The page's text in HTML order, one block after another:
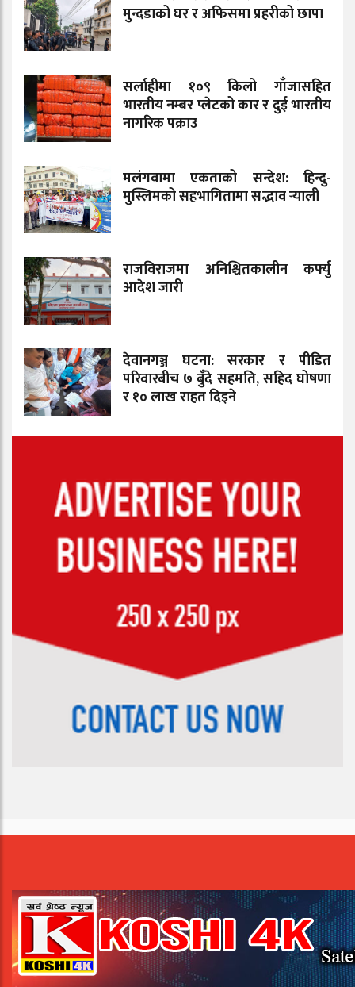
मुन्दडाको घर र अफिसमा प्रहरीको छापा
सर्लाहीमा १०९ किलो गाँजासहित
भारतीय नम्बर प्लेटको कार र दुई भारतीय
नागरिक पक्राउ
मलंगवामा एकताको सन्देश: हिन्दु-
मुस्लिमको सहभागितामा सद्भाव र्‍याली
राजविराजमा अनिश्चितकालीन कर्फ्यु
आदेश जारी
देवानगञ्ज घटना: सरकार र पीडित
परिवारबीच ७ बुँदे सहमति, सहिद घोषणा
र १० लाख राहत दिइने